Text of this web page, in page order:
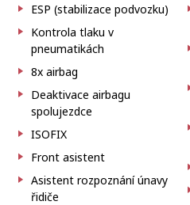
ESP (stabilizace podvozku)
Kontrola tlaku v
pneumatikách
8x airbag
Deaktivace airbagu
spolujezdce
ISOFIX
Front asistent
Asistent rozpoznání únavy
řidiče